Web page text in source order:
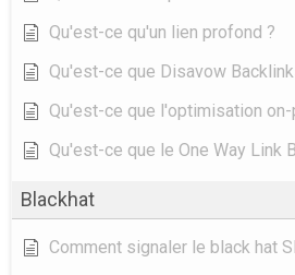
Qu'est-ce qu'un lien profond ?
Qu'est-ce que Disavow
Qu'est-ce que l'optimisation
Qu'est-ce que le One Way Link
Blackhat
Comment signaler le black hat